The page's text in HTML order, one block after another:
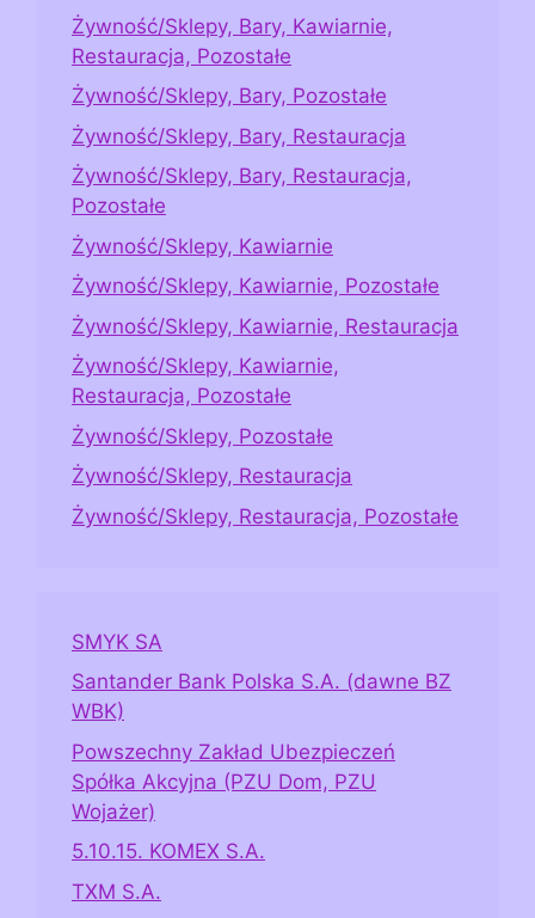
Żywność/Sklepy, Bary, Kawiarnie,
Restauracja, Pozostałe
Żywność/Sklepy, Bary, Pozostałe
Żywność/Sklepy, Bary, Restauracja
Żywność/Sklepy, Bary, Restauracja,
Pozostałe
Żywność/Sklepy, Kawiarnie
Żywność/Sklepy, Kawiarnie, Pozostałe
Żywność/Sklepy, Kawiarnie, Restauracja
Żywność/Sklepy, Kawiarnie,
Restauracja, Pozostałe
Żywność/Sklepy, Pozostałe
Żywność/Sklepy, Restauracja
Żywność/Sklepy, Restauracja, Pozostałe
SMYK SA
Santander Bank Polska S.A. (dawne BZ
WBK)
Powszechny Zakład Ubezpieczeń
Spółka Akcyjna (PZU Dom, PZU
Wojażer)
5.10.15. KOMEX S.A.
TXM S.A.